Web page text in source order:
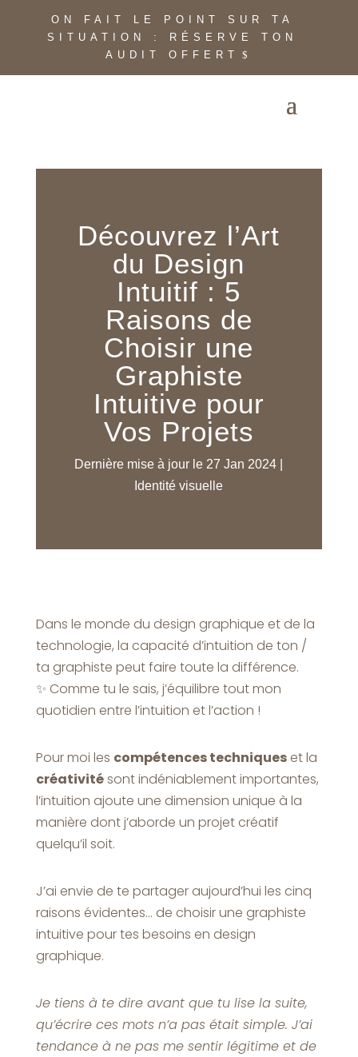
ON FAIT LE POINT SUR TA
SITUATION : RÉSERVE TON
AUDIT OFFERT
Découvrez l’Art
du Design
Intuitif : 5
Raisons de
Choisir une
Graphiste
Intuitive pour
Vos Projets
Dernière mise à jour le 27 Jan 2024
Identité visuelle
Dans le monde du design graphique et de la
technologie, la capacité d’intuition de ton /
ta graphiste peut faire toute la différence.
✨ Comme tu le sais, j’équilibre tout mon
quotidien entre l’intuition et l’action !
Pour moi les compétences techniqueset la
créativitésont indéniablement importantes,
l’intuition ajoute une dimension unique à la
manière dont j’aborde un projet créatif
quelqu’il soit.
J’ai envie de te partager aujourd’hui les cinq
raisons évidentes… de choisir une graphiste
intuitive pour tes besoins en design
graphique.
Je tiens à te dire avant que tu lise la suite,
qu’écrire ces mots n’a pas était simple. J’ai
tendance à ne pas me sentir légitime et de